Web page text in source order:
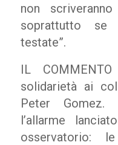
non
soprattutto se
testate”.
IL
solidarietà ai
Peter Gomez.
l’allarme
osservatorio: